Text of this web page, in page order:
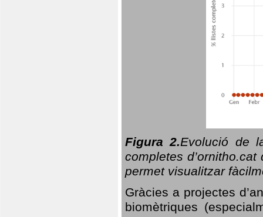
Figura 2.Evolució de
completes
permet visualitzar
Gràcies a projectes
biomètriques